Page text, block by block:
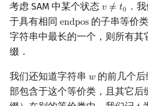
考虑 SAM 中某个状态 𝑣 ≠ 𝑡0
v ≠t0 ．
于具有相同 endpos
endpos的子串等价
字符串中最长的一个，则所有其
缀．
我们还知道字符串 𝑤
w 的前几个
部包含于这个等价类，且其它